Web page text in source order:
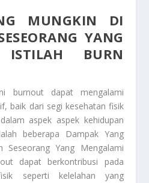
MUNGKIN DI
YANG
ISTILAH BURN
burnout dapat mengalami
baik dari segi kesehatan fisik
aspek aspek kehidupan
beberapa
Dampak Yang
Seseorang Yang Mengalami
dapat berkontribusi pada
seperti kelelahan yang